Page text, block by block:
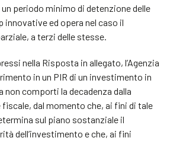
periodo minimo di detenzione delle
ed opera nel caso il
a terzi delle stesse.
nella Risposta in allegato, l’Agenzia
in un PIR di un investimento in
comporti la decadenza dalla
dal momento che, ai fini di tale
sul piano sostanziale il
dell’investimento e che, ai fini